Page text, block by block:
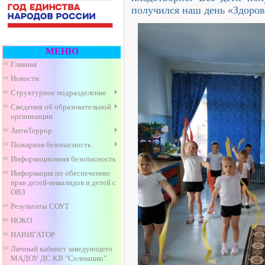
МЕНЮ
Главная
Новости
Структурное подразделение
Сведения об образовательной
организации
АнтиТеррор
Пожарная безопасность
Информационная безопасность
Информация по обеспечению
прав детей-инвалидов и детей с
ОВЗ
Результаты СОУТ
НОКО
НАВИГАТОР
Личный кабинет заведующего
МАДОУ ДС КВ "Солнышко"
получился наш день